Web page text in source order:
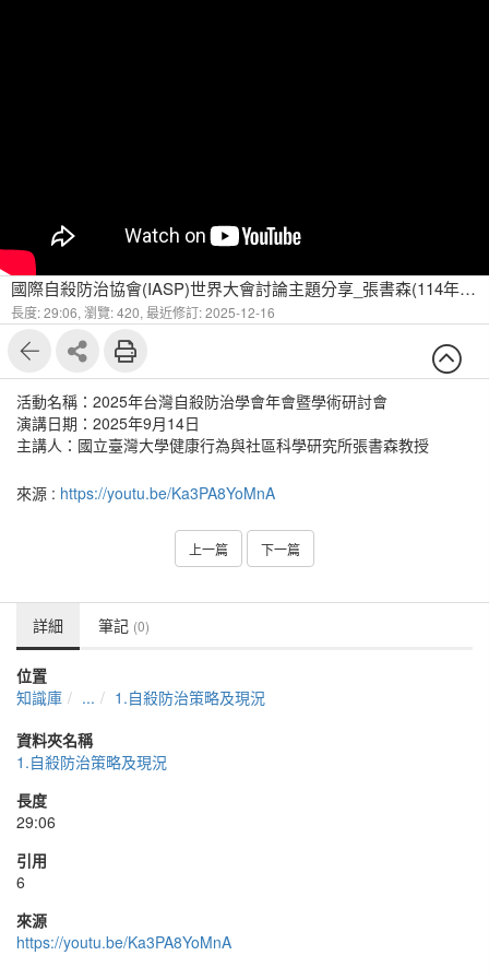
國際自殺防治協會(IASP)世界大會討論主題分享_張書森(114年9月)
長度: 29:06, 瀏覽: 420, 最近修訂: 2025-12-16
活動名稱：2025年台灣自殺防治學會年會暨學術研討會
演講日期：2025年9月14日
主講人：國立臺灣大學健康行為與社區科學研究所張書森教授
來源 : https://youtu.be/Ka3PA8YoMnA
上一篇 下一篇
詳細 筆記 (0)
位置
知識庫
...
1.自殺防治策略及現況
資料夾名稱
1.自殺防治策略及現況
長度
29:06
引用
6
來源
https://youtu.be/Ka3PA8YoMnA